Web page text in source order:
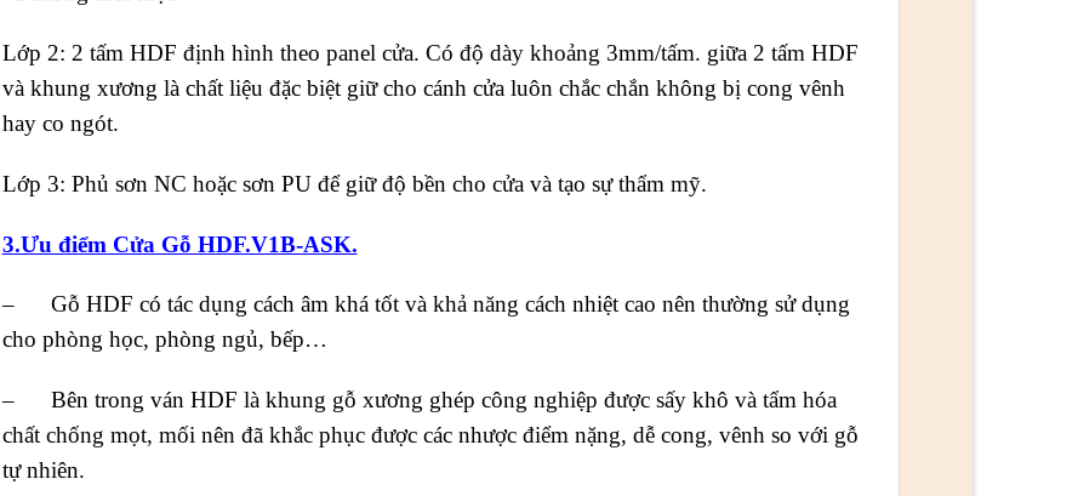
Lớp 2: 2 tấm HDF định hình theo panel cửa. Có độ dày khoảng 3mm/tấm. giữa 2 tấm HDF
và khung xương là chất liệu đặc biệt giữ cho cánh cửa luôn chắc chắn không bị cong vênh
hay co ngót.
Lớp 3: Phủ sơn NC hoặc sơn PU để giữ độ bền cho cửa và tạo sự thẩm mỹ.
3.Ưu điểm Cửa Gỗ HDF.V1B-ASK.
– Gỗ HDF có tác dụng cách âm khá tốt và khả năng cách nhiệt cao nên thường sử dụng
cho phòng học, phòng ngủ, bếp…
– Bên trong ván HDF là khung gỗ xương ghép công nghiệp được sấy khô và tẩm hóa
chất chống mọt, mối nên đã khắc phục được các nhược điểm nặng, dễ cong, vênh so với gỗ
tự nhiên.